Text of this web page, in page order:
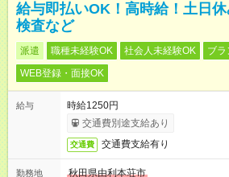
給与即払いOK！高時給！土日休
検査など
派遣 職種未経験OK 社会人未経験OK
ブラ
WEB登録・面接OK
給与
時給1250円
交通費別途支給あり
交通費 交通費支給有り
勤務地
秋田県由利本荘市